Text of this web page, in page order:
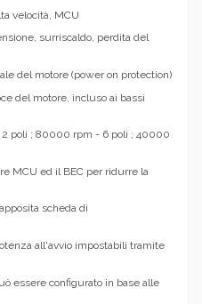
velocità, MCU
surriscaldo, perdita del
del motore (power on protection)
del motore, incluso ai bassi
poli ; 80000 rpm - 6 poli ; 40000
MCU ed il BEC per ridurre la
scheda di
all'avvio impostabili tramite
essere configurato in base alle